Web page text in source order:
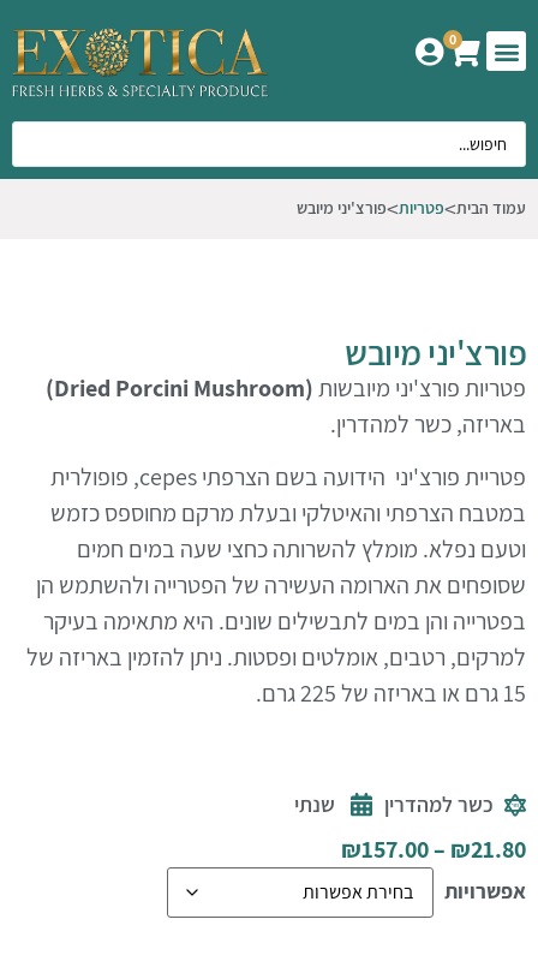
0
עמוד הבית פטריות פורצ'יני מיובש
פורצ'יני מיובש
פטריות פורצ'יני מיובשות(
Dried Porcini Mushroom
)
באריזה, כשר למהדרין.
פטריית פורצ'יני הידועה בשם הצרפתיcepes, פופולרית
במטבח הצרפתי והאיטלקי ובעלת מרקם מחוספס כזמש
וטעם נפלא. מומלץ להשרותה כחצי שעה במים חמים
שסופחים את הארומה העשירה של הפטרייה ולהשתמש הן
בפטרייה והן במים לתבשילים שונים. היא מתאימה בעיקר
למרקים, רטבים, אומלטים ופסטות. ניתן להזמין באריזה של
15 גרם או באריזה של 225 גרם.
כשר למהדרין שנתי
₪21.80
–
₪157.00
אפשרויות